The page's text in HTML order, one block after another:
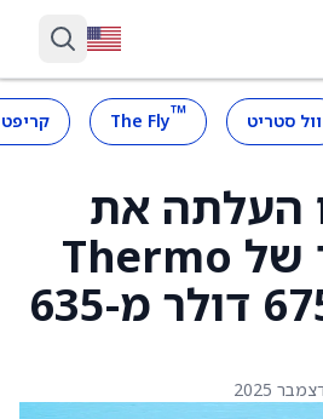
וול סטריט ™
The Fly
העלתה את
מחיר היעד של Thermo
Fisher ל-675 דולר מ-635